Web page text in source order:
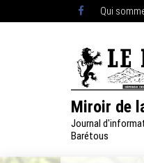
Qui
Miroir de
Journal
Barétous